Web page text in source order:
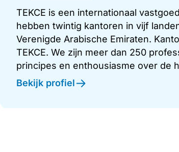
TEKCE is een internationaal
hebben twintig kantoren in vijf
Verenigde Arabische Emiraten.
TEKCE. We zijn meer dan 250
principes en enthousiasme over de
Bekijk profiel